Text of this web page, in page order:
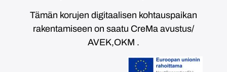
Tämän korujen digitaalisen kohtauspaikan
rakentamiseen on saatu CreMa avustus/
AVEK,OKM .